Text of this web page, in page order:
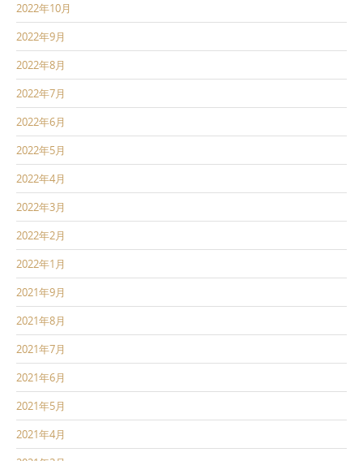
2022年10月
2022年9月
2022年8月
2022年7月
2022年6月
2022年5月
2022年4月
2022年3月
2022年2月
2022年1月
2021年9月
2021年8月
2021年7月
2021年6月
2021年5月
2021年4月